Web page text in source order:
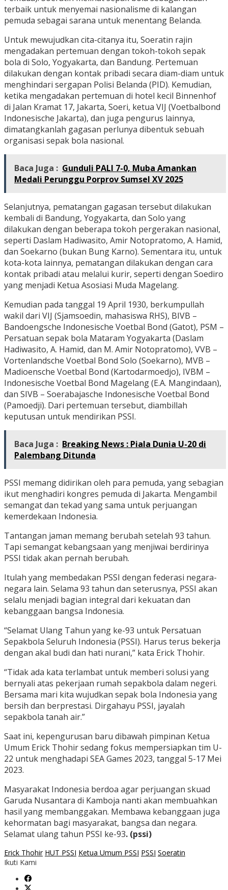
terbaik untuk menyemai nasionalisme di kalangan
pemuda sebagai sarana untuk menentang Belanda.
Untuk mewujudkan cita-citanya itu, Soeratin rajin
mengadakan pertemuan dengan tokoh-tokoh sepak
bola di Solo, Yogyakarta, dan Bandung. Pertemuan
dilakukan dengan kontak pribadi secara diam-diam untuk
menghindari sergapan Polisi Belanda (PID). Kemudian,
ketika mengadakan pertemuan di hotel kecil Binnenhof
di Jalan Kramat 17, Jakarta, Soeri, ketua VIJ (Voetbalbond
Indonesische Jakarta), dan juga pengurus lainnya,
dimatangkanlah gagasan perlunya dibentuk sebuah
organisasi sepak bola nasional.
Baca Juga : Gunduli PALI 7-0, Muba Amankan
Medali Perunggu Porprov Sumsel XV 2025
Selanjutnya, pematangan gagasan tersebut dilakukan
kembali di Bandung, Yogyakarta, dan Solo yang
dilakukan dengan beberapa tokoh pergerakan nasional,
seperti Daslam Hadiwasito, Amir Notopratomo, A. Hamid,
dan Soekarno (bukan Bung Karno). Sementara itu, untuk
kota-kota lainnya, pematangan dilakukan dengan cara
kontak pribadi atau melalui kurir, seperti dengan Soediro
yang menjadi Ketua Asosiasi Muda Magelang.
Kemudian pada tanggal 19 April 1930, berkumpullah
wakil dari VIJ (Sjamsoedin, mahasiswa RHS), BIVB –
Bandoengsche Indonesische Voetbal Bond (Gatot), PSM –
Persatuan sepak bola Mataram Yogyakarta (Daslam
Hadiwasito, A. Hamid, dan M. Amir Notopratomo), VVB –
Vortenlandsche Voetbal Bond Solo (Soekarno), MVB –
Madioensche Voetbal Bond (Kartodarmoedjo), IVBM –
Indonesische Voetbal Bond Magelang (E.A. Mangindaan),
dan SIVB – Soerabajasche Indonesische Voetbal Bond
(Pamoedji). Dari pertemuan tersebut, diambillah
keputusan untuk mendirikan PSSI.
Baca Juga : Breaking News : Piala Dunia U-20 di
Palembang Ditunda
PSSI memang didirikan oleh para pemuda, yang sebagian
ikut menghadiri kongres pemuda di Jakarta. Mengambil
semangat dan tekad yang sama untuk perjuangan
kemerdekaan Indonesia.
Tantangan jaman memang berubah setelah 93 tahun.
Tapi semangat kebangsaan yang menjiwai berdirinya
PSSI tidak akan pernah berubah.
Itulah yang membedakan PSSI dengan federasi negara-
negara lain. Selama 93 tahun dan seterusnya, PSSI akan
selalu menjadi bagian integral dari kekuatan dan
kebanggaan bangsa Indonesia.
“Selamat Ulang Tahun yang ke-93 untuk Persatuan
Sepakbola Seluruh Indonesia (PSSI). Harus terus bekerja
dengan akal budi dan hati nurani,” kata Erick Thohir.
“Tidak ada kata terlambat untuk memberi solusi yang
bernyali atas pekerjaan rumah sepakbola dalam negeri.
Bersama mari kita wujudkan sepak bola Indonesia yang
bersih dan berprestasi. Dirgahayu PSSI, jayalah
sepakbola tanah air.”
Saat ini, kepengurusan baru dibawah pimpinan Ketua
Umum Erick Thohir sedang fokus mempersiapkan tim U-
22 untuk menghadapi SEA Games 2023, tanggal 5-17 Mei
2023.
Masyarakat Indonesia berdoa agar perjuangan skuad
Garuda Nusantara di Kamboja nanti akan membuahkan
hasil yang membanggakan. Membawa kebanggaan juga
kehormatan bagi masyarakat, bangsa dan negara.
Selamat ulang tahun PSSI ke-93. (pssi)
Erick Thohir HUT PSSI Ketua Umum PSSI PSSI Soeratin
Ikuti Kami